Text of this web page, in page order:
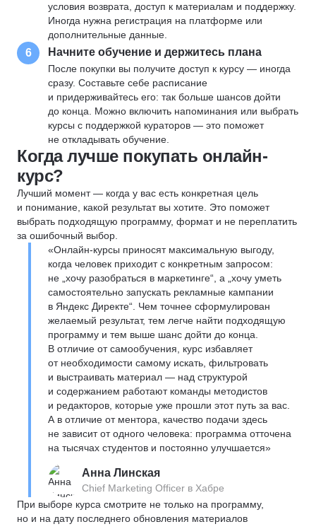
условия возврата, доступ к материалам и поддержку.
Иногда нужна регистрация на платформе или
дополнительные данные.
6 Начните обучение и держитесь плана
После покупки вы получите доступ к курсу — иногда
сразу. Составьте себе расписание
и придерживайтесь его: так больше шансов дойти
до конца. Можно включить напоминания или выбрать
курсы с поддержкой кураторов — это поможет
не откладывать обучение.
Когда лучше покупать онлайн-
курс?
Лучший момент — когда у вас есть конкретная цель
и понимание, какой результат вы хотите. Это поможет
выбрать подходящую программу, формат и не переплатить
за ошибочный выбор.
«Онлайн-курсы приносят максимальную выгоду,
когда человек приходит с конкретным запросом:
не „хочу разобраться в маркетинге“, а „хочу уметь
самостоятельно запускать рекламные кампании
в Яндекс Директе“. Чем точнее сформулирован
желаемый результат, тем легче найти подходящую
программу и тем выше шанс дойти до конца.
В отличие от самообучения, курс избавляет
от необходимости самому искать, фильтровать
и выстраивать материал — над структурой
и содержанием работают команды методистов
и редакторов, которые уже прошли этот путь за вас.
А в отличие от ментора, качество подачи здесь
не зависит от одного человека: программа отточена
на тысячах студентов и постоянно улучшается»
Анна Линская
Chief Marketing Officer в Хабре
При выборе курса смотрите не только на программу,
но и на дату последнего обновления материалов